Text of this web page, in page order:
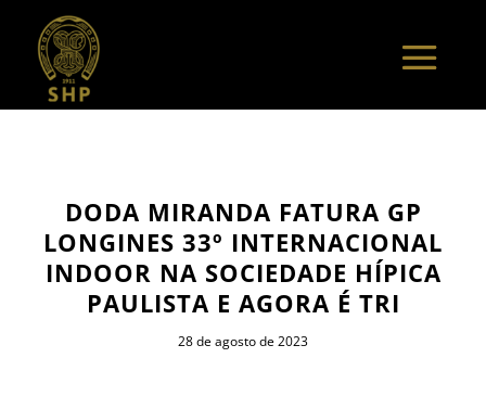
DODA MIRANDA FATURA GP
LONGINES 33º INTERNACIONAL
INDOOR NA SOCIEDADE HÍPICA
PAULISTA E AGORA É TRI
28 de agosto de 2023